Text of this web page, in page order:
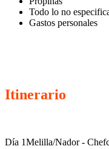
Todo lo no
Gastos personales
Itinerario
Día 1Melilla/Nador -